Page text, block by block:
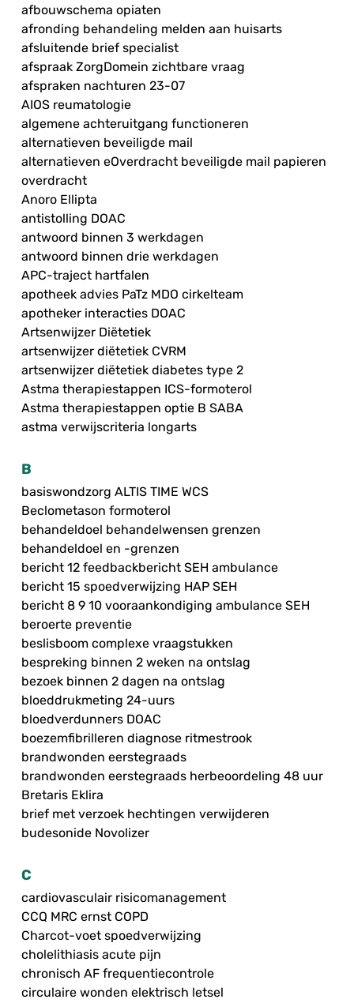
afbouwschema opiaten
afronding behandeling melden aan huisarts
afsluitende brief specialist
afspraak ZorgDomein zichtbare vraag
afspraken nachturen 23-07
AIOS reumatologie
algemene achteruitgang functioneren
alternatieven beveiligde mail
alternatieven eOverdracht beveiligde mail papieren
overdracht
Anoro Ellipta
antistolling DOAC
antwoord binnen 3 werkdagen
antwoord binnen drie werkdagen
APC-traject hartfalen
apotheek advies PaTz MDO cirkelteam
apotheker interacties DOAC
Artsenwijzer Diëtetiek
artsenwijzer diëtetiek CVRM
artsenwijzer diëtetiek diabetes type 2
Astma therapiestappen ICS-formoterol
Astma therapiestappen optie B SABA
astma verwijscriteria longarts
B
basiswondzorg ALTIS TIME WCS
Beclometason formoterol
behandeldoel behandelwensen grenzen
behandeldoel en -grenzen
bericht 12 feedbackbericht SEH ambulance
bericht 15 spoedverwijzing HAP SEH
bericht 8 9 10 vooraankondiging ambulance SEH
beroerte preventie
beslisboom complexe vraagstukken
bespreking binnen 2 weken na ontslag
bezoek binnen 2 dagen na ontslag
bloeddrukmeting 24-uurs
bloedverdunners DOAC
boezemfibrilleren diagnose ritmestrook
brandwonden eerstegraads
brandwonden eerstegraads herbeoordeling 48 uur
Bretaris Eklira
brief met verzoek hechtingen verwijderen
budesonide Novolizer
C
cardiovasculair risicomanagement
CCQ MRC ernst COPD
Charcot-voet spoedverwijzing
cholelithiasis acute pijn
chronisch AF frequentiecontrole
circulaire wonden elektrisch letsel